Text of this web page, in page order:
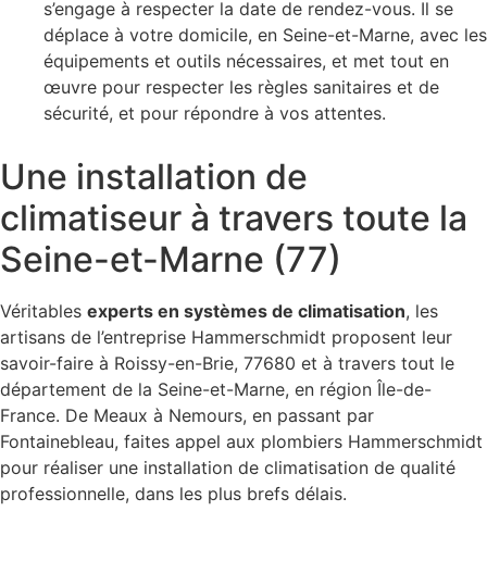
s’engage à respecter la date de rendez-vous. Il se
déplace à votre domicile, en Seine-et-Marne, avec les
équipements et outils nécessaires, et met tout en
œuvre pour respecter les règles sanitaires et de
sécurité, et pour répondre à vos attentes.
Une installation de
climatiseur à travers toute la
Seine-et-Marne (77)
Véritables experts en systèmes de climatisation, les
artisans de l’entreprise Hammerschmidt proposent leur
savoir-faire à Roissy-en-Brie, 77680 et à travers tout le
département de la Seine-et-Marne, en région Île-de-
France. De Meaux à Nemours, en passant par
Fontainebleau, faites appel aux plombiers Hammerschmidt
pour réaliser une installation de climatisation de qualité
professionnelle, dans les plus brefs délais.